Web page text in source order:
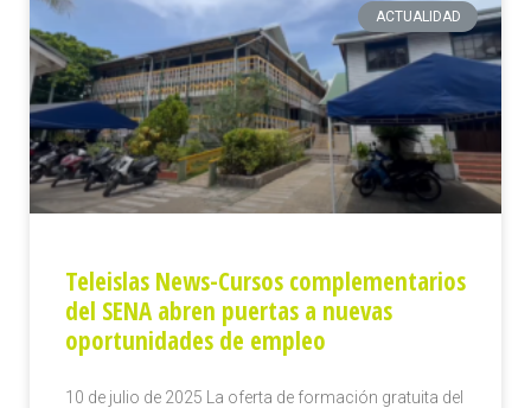
ACTUALIDAD
Teleislas News-Cursos complementarios
del SENA abren puertas a nuevas
oportunidades de empleo
10 de julio de 2025 La oferta de formación gratuita del